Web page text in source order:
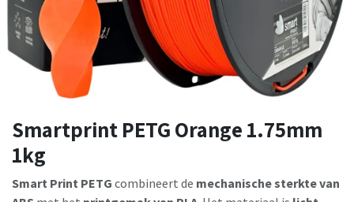
Smartprint PETG Orange 1.75mm
1kg
Smart Print PETG combineert de mechanische sterkte van